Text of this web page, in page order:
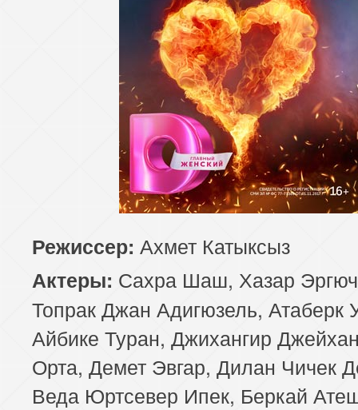
66 серия
67 серия
70 серия
71 серия
74 серия
75 серия
78 серия
79 серия
82 серия
83 серия
86 серия
87 серия
Режиссер: Ахмет Катыксыз
Актеры: Сахра Шаш, Хазар
Топрак Джан Адигюзель, Атаберк
Айбике Туран, Джихангир
Орта, Демет Эвгар, Дилан Чичек
Веда Юртсевер Ипек, Беркай